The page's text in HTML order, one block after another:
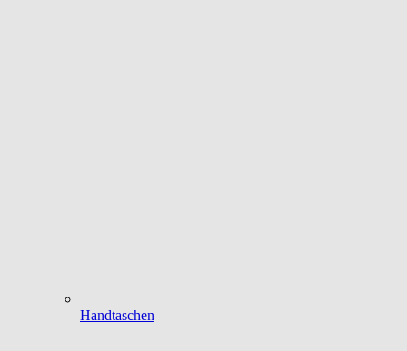
Handtaschen